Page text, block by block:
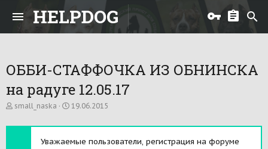
HELPDOG
ОББИ-СТАФФОЧКА ИЗ ОБНИНСКА
на радуге 12.05.17
А
т
small_naska
Д
т
н
19.06.2015
Уважаемые пользователи, регистрация на форуме